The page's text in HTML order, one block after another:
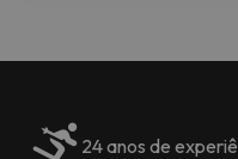
24 anos de